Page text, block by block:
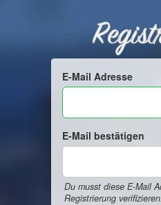
E-Mail Adresse
E-Mail bestätigen
Du musst diese E-Mail
Registrierung verifizieren.